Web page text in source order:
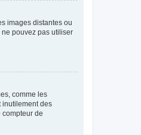
images distantes ou
pouvez pas utiliser
comme les
inutilement des
de